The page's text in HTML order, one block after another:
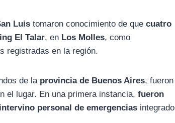
Luis tomaron conocimiento de quecuatro
El Talar, en Los Molles, como
registradas en la región.
de la provincia de Buenos Aires, fueron
el lugar. En una primera instancia,fueron
intervino personal de emergencias integrado